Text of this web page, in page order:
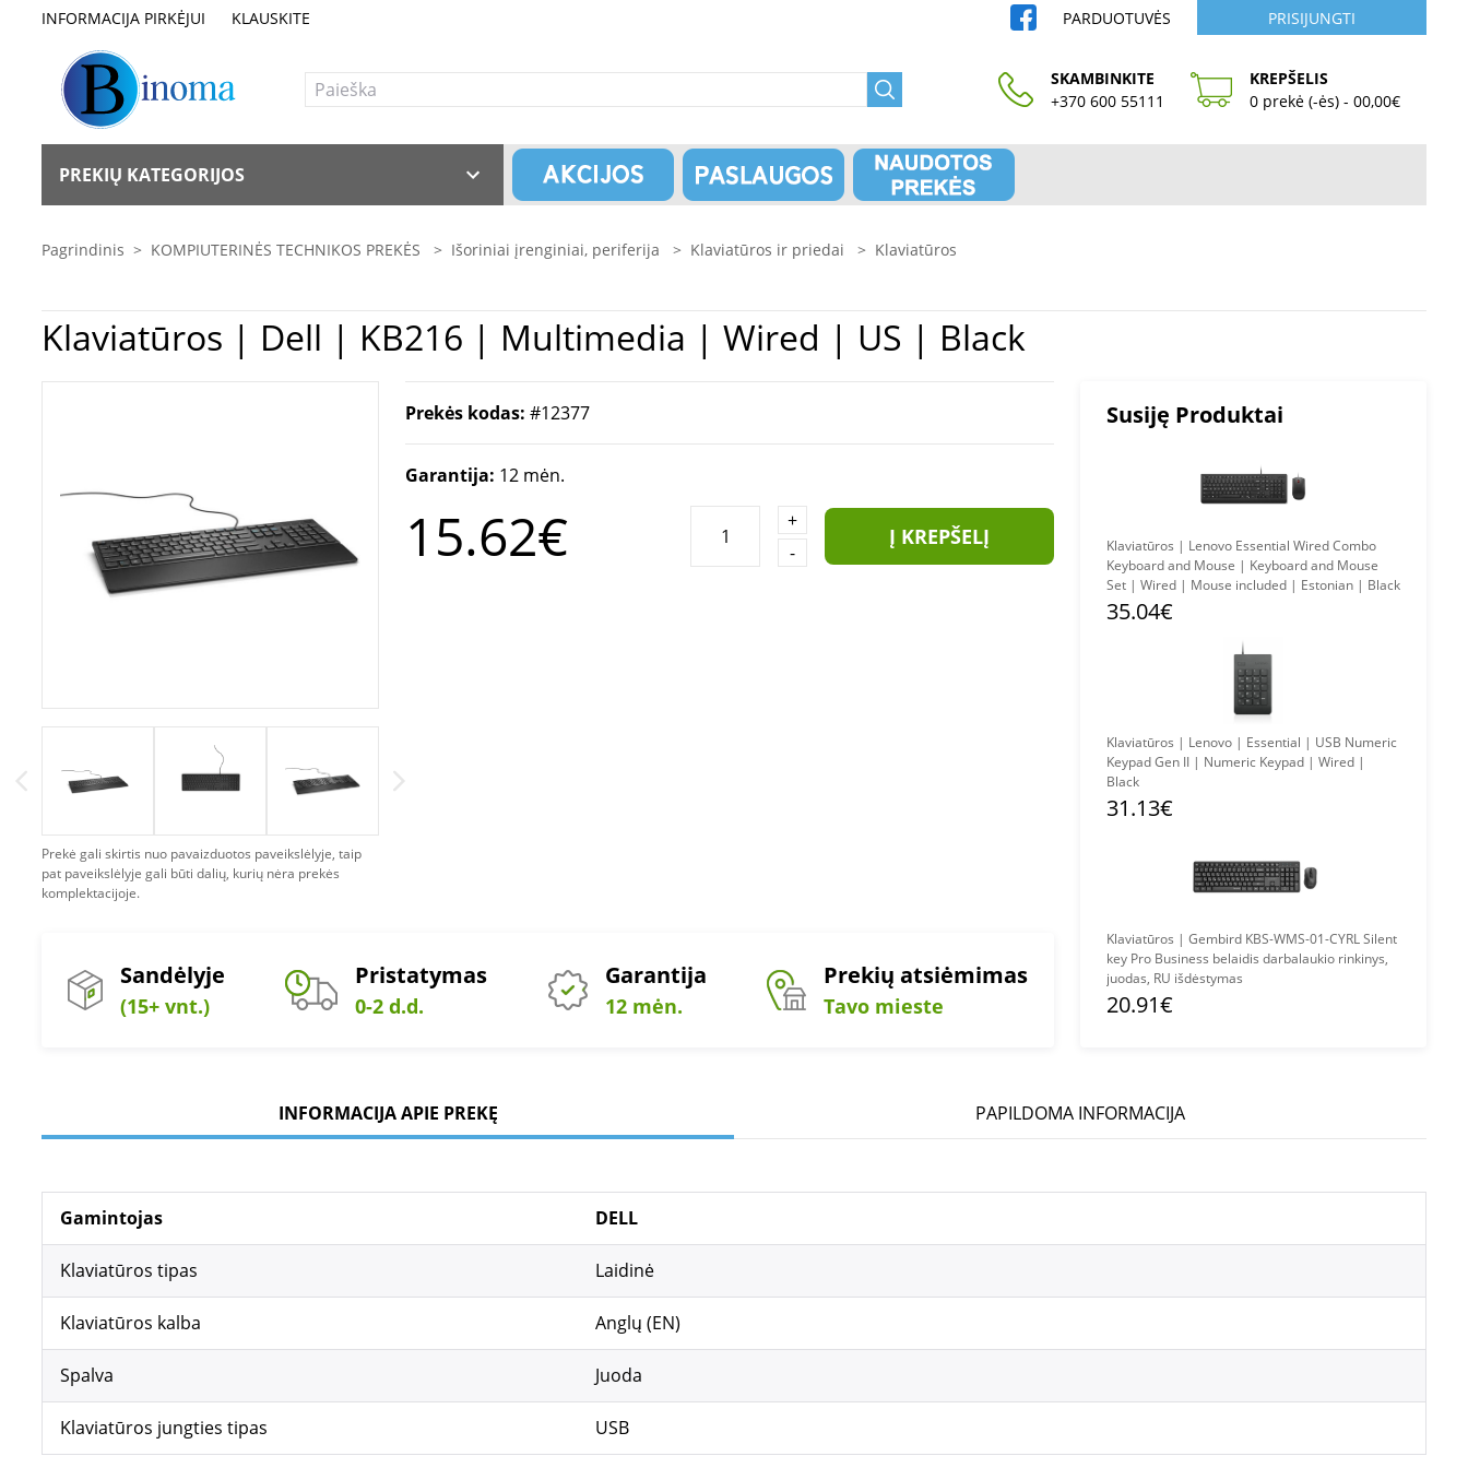
INFORMACIJA PIRKĖJUI KLAUSKITE PARDUOTUVĖS PRISIJUNGTI
SKAMBINKITE
+370 600 55111
KREPŠELIS
0 prekė (-ės) - 00,00€
PREKIŲ KATEGORIJOS
Pagrindinis > KOMPIUTERINĖS TECHNIKOS PREKĖS > Išoriniai įrenginiai, periferija > Klaviatūros ir priedai > Klaviatūros
Klaviatūros | Dell | KB216 | Multimedia | Wired | US | Black
Prekė gali skirtis nuo pavaizduotos paveikslėlyje, taip
pat paveikslėlyje gali būti dalių, kurių nėra prekės
komplektacijoje.
Prekės kodas: #12377
Garantija: 12 mėn.
15.62€
+
-
Į KREPŠELĮ
Sandėlyje
(15+ vnt.)
Pristatymas
0-2 d.d.
Garantija
12 mėn.
Prekių atsiėmimas
Tavo mieste
Susiję Produktai
Klaviatūros | Lenovo Essential Wired Combo
Keyboard and Mouse | Keyboard and Mouse
Set | Wired | Mouse included | Estonian | Black
35.04€
Klaviatūros | Lenovo | Essential | USB Numeric
Keypad Gen II | Numeric Keypad | Wired |
Black
31.13€
Klaviatūros | Gembird KBS-WMS-01-CYRL Silent
key Pro Business belaidis darbalaukio rinkinys,
juodas, RU išdėstymas
20.91€
INFORMACIJA APIE PREKĘ PAPILDOMA INFORMACIJA
Gamintojas DELL
Klaviatūros tipas Laidinė
Klaviatūros kalba Anglų (EN)
Spalva Juoda
Klaviatūros jungties tipas USB